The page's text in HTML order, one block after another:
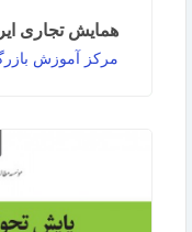
همایش تجاری
مرکز آموزش
همایش تجاری
عمومی مرکز
ادامه مطلب